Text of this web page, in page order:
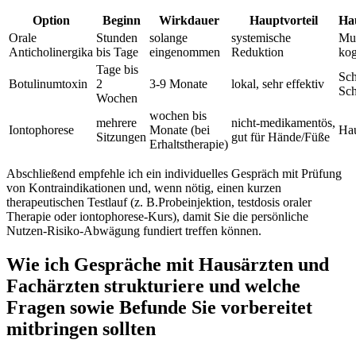
Option Beginn Wirkdauer Hauptvorteil
Orale
Anticholinergika
Stunden
bis Tage
solange
eingenommen
systemische
Reduktion
Botulinumtoxin
Tage bis
2
Wochen
3-9 ⁤Monate lokal, sehr⁣ effektiv
Iontophorese
mehrere​
Sitzungen
wochen bis
Monate (bei
Erhaltstherapie)
nicht‑medikamentös,
gut für Hände/Füße
Abschließend empfehle ich ein individuelles Gespräch ‌mit Prüfung
von Kontraindikationen und, wenn⁢ nötig, einen kurzen
therapeutischen Testlauf (z. B.Probeinjektion, testdosis oraler
Therapie oder ‍iontophorese‑Kurs), damit Sie die persönliche
‌Nutzen‑Risiko‑Abwägung fundiert treffen können.
Wie ich‌ Gespräche mit Hausärzten und
Fachärzten strukturiere‍ und ‍welche
‌Fragen sowie Befunde Sie ‌vorbereitet
⁤mitbringen sollten